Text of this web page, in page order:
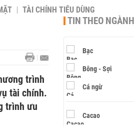
TÀI CHÍNH TIÊU DÙNG
trình
tài chính.
trình ưu
TIN THEO
Bạc
Bông - Sợi
Cá ngừ
Cacao